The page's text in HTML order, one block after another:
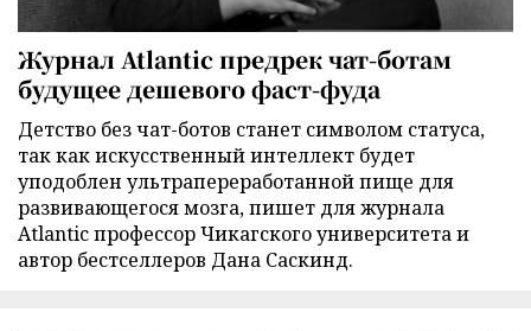
Журнал Atlantic предрек чат-ботам
будущее дешевого фаст-фуда
Детство без чат-ботов станет символом статуса,
так как искусственный интеллект будет
уподоблен ультрапереработанной пище для
развивающегося мозга, пишет для журнала
Atlantic профессор Чикагского университета и
автор бестселлеров Дана Саскинд.